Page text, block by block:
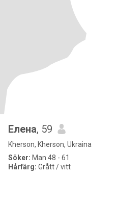
Елена, 59
Kherson, Kherson, Ukraina
Söker: Man 48 - 61
Hårfärg: Grått / vitt